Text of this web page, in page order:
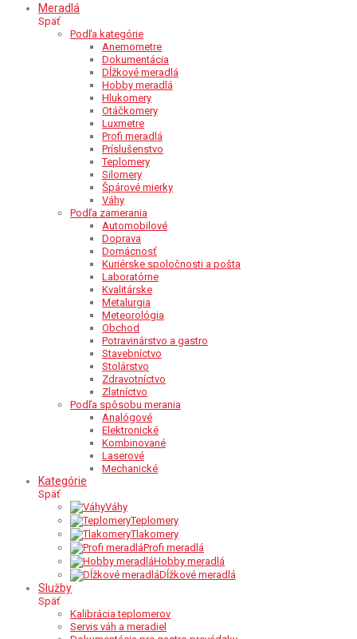
Meradlá
Späť
Podľa kategórie
Anemometre
Dokumentácia
Dĺžkové meradlá
Hobby meradlá
Hlukomery
Otáčkomery
Luxmetre
Profi meradlá
Príslušenstvo
Teplomery
Silomery
Špárové mierky
Váhy
Podľa zamerania
Automobilové
Doprava
Domácnosť
Kuriérske spoločnosti a pošta
Laboratórne
Kvalitárske
Metalurgia
Meteorológia
Obchod
Potravinárstvo a gastro
Stavebníctvo
Stolárstvo
Zdravotníctvo
Zlatníctvo
Podľa spôsobu merania
Analógové
Elektronické
Kombinované
Laserové
Mechanické
Kategórie
Späť
Váhy
Teplomery
Tlakomery
Profi meradlá
Hobby meradlá
Dĺžkové meradlá
Služby
Späť
Kalibrácia teplomerov
Servis váh a meradiel